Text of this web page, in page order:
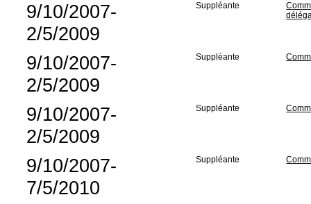
9/10/2007-
2/5/2009
Suppléante
9/10/2007-
2/5/2009
Suppléante
9/10/2007-
2/5/2009
Suppléante
9/10/2007-
7/5/2010
Suppléante